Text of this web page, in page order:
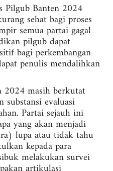
Pilgub Banten 2024
sehat bagi proses
semua partai gagal
pilgub dapat
bagi perkembangan
penulis mendalihkan
2024 masih berkutat
substansi evaluasi
Partai sejauh ini
yang akan menjadi
lupa atau tidak tahu
kepada para
melakukan survei